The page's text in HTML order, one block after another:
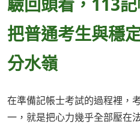
把普通考生與穩
分水嶺
在準備記帳士考試的過程裡，
一，就是把心力幾乎全部壓在